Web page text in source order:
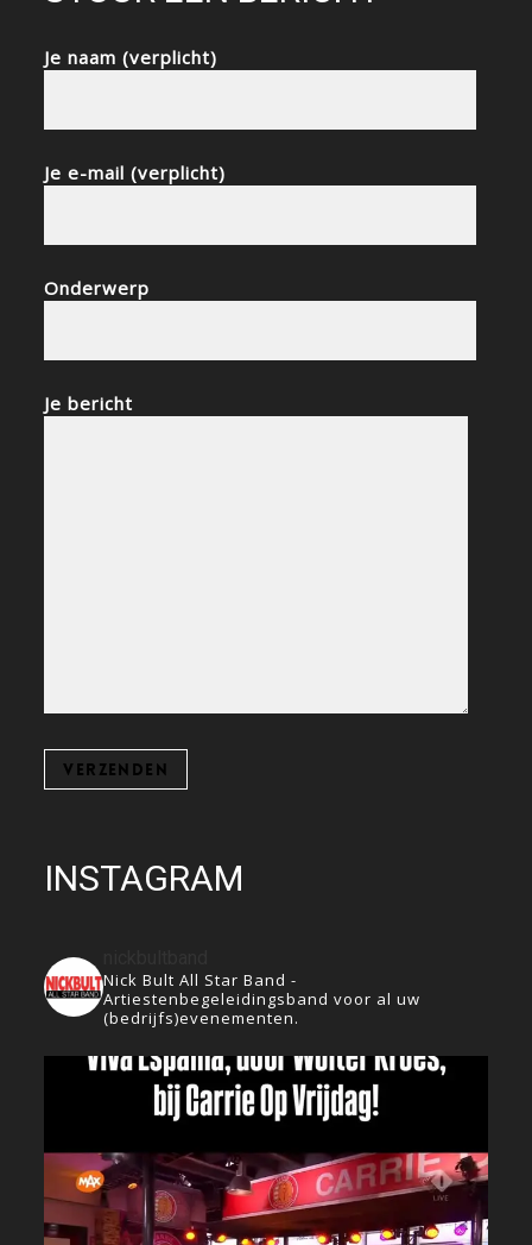
Je naam (verplicht)
Je e-mail (verplicht)
Onderwerp
Je bericht
INSTAGRAM
Nick Bult All Star Band -
Artiestenbegeleidingsband voor al uw
(bedrijfs)evenementen.